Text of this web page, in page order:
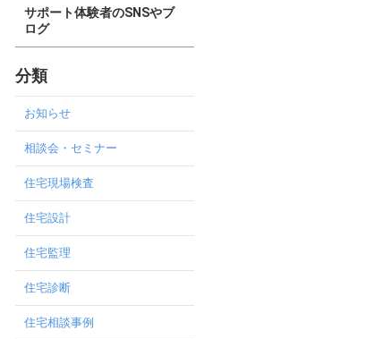
サポート体験者のSNSやブ
ログ
分類
お知らせ
相談会・セミナー
住宅現場検査
住宅設計
住宅監理
住宅診断
住宅相談事例